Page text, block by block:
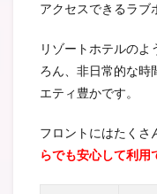
アクセスできるラブ
リゾートホテルのよ
ろん、非日常的な時
エティ豊かです。
フロントにはたくさ
らでも安心して利用